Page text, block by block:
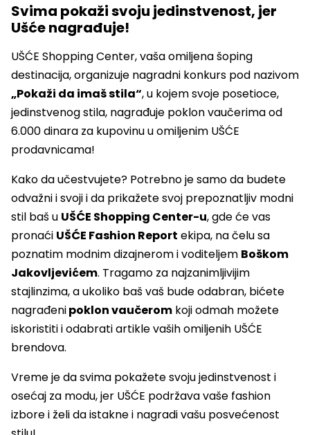
Svima pokaži svoju jedinstvenost, jer
Ušće nagrađuje!
UŠĆE Shopping Center, vaša omiljena šoping
destinacija, organizuje nagradni konkurs pod nazivom
„Pokaži da imaš stila“, u kojem svoje posetioce,
jedinstvenog stila, nagrađuje poklon vaučerima od
6.000 dinara za kupovinu u omiljenim UŠĆE
prodavnicama!
Kako da učestvujete? Potrebno je samo da budete
odvažni i svoji i da prikažete svoj prepoznatljiv modni
stil baš u UŠĆE Shopping Center-u, gde će vas
pronaći UŠĆE Fashion Report ekipa, na čelu sa
poznatim modnim dizajnerom i voditeljem Boškom
Jakovljevićem. Tragamo za najzanimljivijim
stajlinzima, a ukoliko baš vaš bude odabran, bićete
nagrađenipoklon vaučerom koji odmah možete
iskoristiti i odabrati artikle vaših omiljenih UŠĆE
brendova.
Vreme je da svima pokažete svoju jedinstvenost i
osećaj za modu, jer UŠĆE podržava vaše fashion
izbore i želi da istakne i nagradi vašu posvećenost